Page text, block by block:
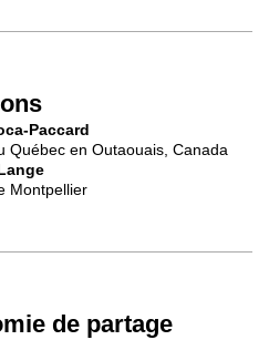
Paccard
Québec en Outaouais, Canada
Montpellier
de partage